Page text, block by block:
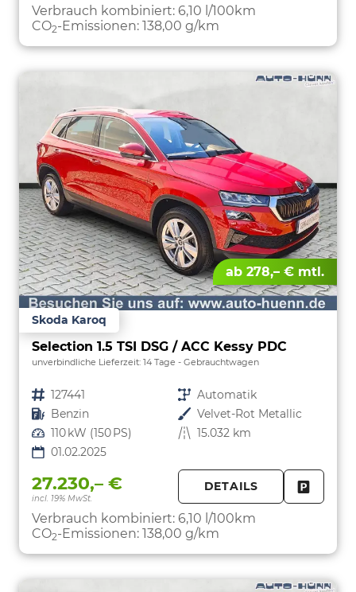
Verbrauch kombiniert: 6,10 l/100km
CO2-Emissionen: 138,00 g/km
ab 278,– € mtl.
Skoda Karoq
Selection 1.5 TSI DSG / ACC Kessy PDC
unverbindliche Lieferzeit: 14 Tage Gebrauchtwagen
Fahrzeugnr. 127441 Getriebe Automatik
Kraftstoff Benzin Außenfarbe Velvet-Rot Metallic
Leistung 110 kW (150 PS) Kilometerstand 15.032 km
01.02.2025
27.230,– €
incl. 19% MwSt.
DETAILS
Verbrauch kombiniert: 6,10 l/100km
CO2-Emissionen: 138,00 g/km